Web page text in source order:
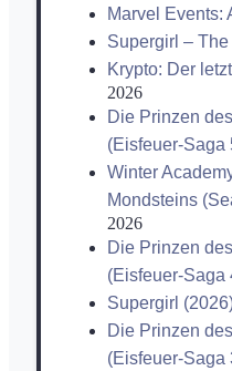
Marvel Events:
Supergirl – The
Krypto: Der
2026
Die Prinzen
(Eisfeuer-Saga
Winter
Mondsteins
2026
Die Prinzen
(Eisfeuer-Saga
Supergirl
Die Prinzen
(Eisfeuer-Saga